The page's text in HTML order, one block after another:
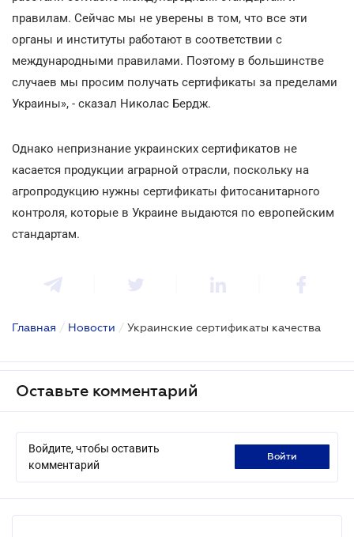
правилам. Сейчас мы не уверены в том, что все эти
органы и институты работают в соответствии с
международными правилами. Поэтому в большинстве
случаев мы просим получать сертификаты за пределами
Украины», - сказал Николас Бердж.
Однако непризнание украинских сертификатов не
касается продукции аграрной отрасли, поскольку на
агропродукцию нужны сертификаты фитосанитарного
контроля, которые в Украине выдаются по европейским
стандартам.
Главная / Новости / Украинские сертификаты качества
Оставьте комментарий
Войдите, чтобы оставить
комментарий
войти